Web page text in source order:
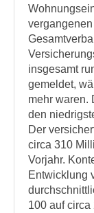
insgesamt
gemeldet,
mehr waren.
den
Der
circa 310
Vorjahr.
Entwicklung
100 auf